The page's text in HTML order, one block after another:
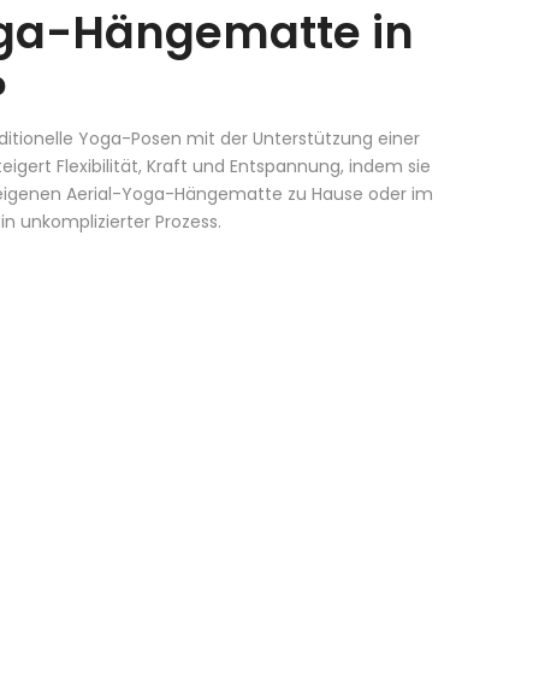
Hängematte in
Yoga-Posen mit der Unterstützung einer
Flexibilität, Kraft und Entspannung, indem sie
Aerial-Yoga-Hängematte zu Hause oder im
unkomplizierter Prozess.